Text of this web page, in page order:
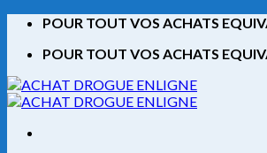
Skip
content
POUR TOUT VOS ACHATS
POUR TOUT VOS ACHATS